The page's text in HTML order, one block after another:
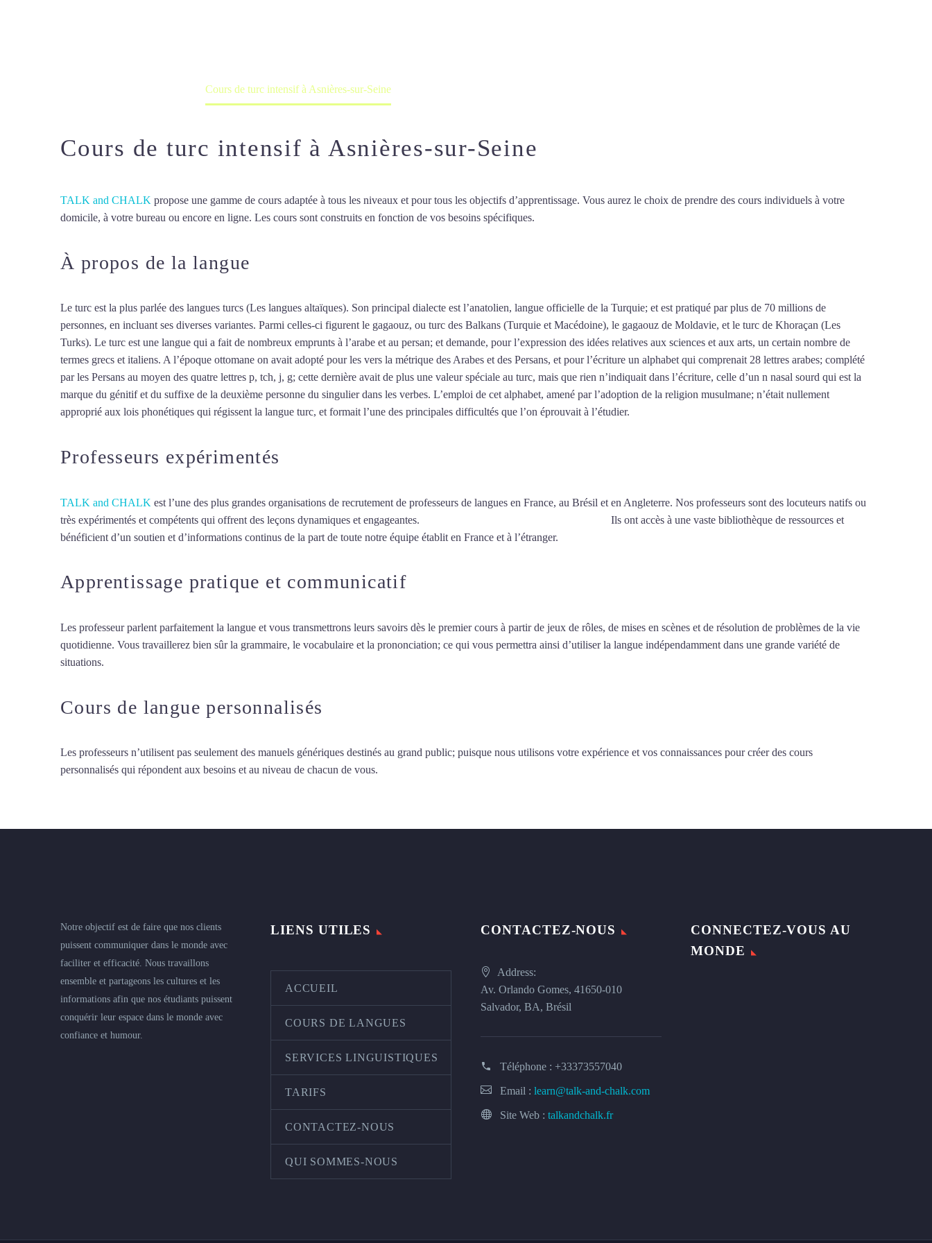
Cours de turc intensif à Asnières-sur-Seine
Cours de turc intensif à Asnières-sur-Seine
TALK and CHALK propose une gamme de cours adaptée à tous les niveaux et pour tous les objectifs d’apprentissage. Vous aurez le choix de prendre des cours individuels à votre
domicile, à votre bureau ou encore en ligne. Les cours sont construits en fonction de vos besoins spécifiques.
À propos de la langue
Le turc est la plus parlée des langues turcs (Les langues altaïques). Son principal dialecte est l’anatolien, langue officielle de la Turquie; et est pratiqué par plus de 70 millions de
personnes, en incluant ses diverses variantes. Parmi celles-ci figurent le gagaouz, ou turc des Balkans (Turquie et Macédoine), le gagaouz de Moldavie, et le turc de Khoraçan (Les
Turks). Le turc est une langue qui a fait de nombreux emprunts à l’arabe et au persan; et demande, pour l’expression des idées relatives aux sciences et aux arts, un certain nombre de
termes grecs et italiens. A l’époque ottomane on avait adopté pour les vers la métrique des Arabes et des Persans, et pour l’écriture un alphabet qui comprenait 28 lettres arabes; complété
par les Persans au moyen des quatre lettres p, tch, j, g; cette dernière avait de plus une valeur spéciale au turc, mais que rien n’indiquait dans l’écriture, celle d’un n nasal sourd qui est la
marque du génitif et du suffixe de la deuxième personne du singulier dans les verbes. L’emploi de cet alphabet, amené par l’adoption de la religion musulmane; n’était nullement
approprié aux lois phonétiques qui régissent la langue turc, et formait l’une des principales difficultés que l’on éprouvait à l’étudier.
Professeurs expérimentés
TALK and CHALK est l’une des plus grandes organisations de recrutement de professeurs de langues en France, au Brésil et en Angleterre. Nos professeurs sont des locuteurs natifs ou
très expérimentés et compétents qui offrent des leçons dynamiques et engageantes.
Ils ont accès à une vaste bibliothèque de ressources et
bénéficient d’un soutien et d’informations continus de la part de toute notre équipe établit en France et à l’étranger.
Apprentissage pratique et communicatif
Les professeur parlent parfaitement la langue et vous transmettrons leurs savoirs dès le premier cours à partir de jeux de rôles, de mises en scènes et de résolution de problèmes de la vie
quotidienne. Vous travaillerez bien sûr la grammaire, le vocabulaire et la prononciation; ce qui vous permettra ainsi d’utiliser la langue indépendamment dans une grande variété de
situations.
Cours de langue personnalisés
Les professeurs n’utilisent pas seulement des manuels génériques destinés au grand public; puisque nous utilisons votre expérience et vos connaissances pour créer des cours
personnalisés qui répondent aux besoins et au niveau de chacun de vous.
Notre objectif est de faire que nos clients
puissent communiquer dans le monde avec
faciliter et efficacité. Nous travaillons
ensemble et partageons les cultures et les
informations afin que nos étudiants puissent
conquérir leur espace dans le monde avec
confiance et humour.
LIENS UTILES
ACCUEIL
COURS DE LANGUES
SERVICES LINGUISTIQUES
TARIFS
CONTACTEZ-NOUS
QUI SOMMES-NOUS
CONTACTEZ-NOUS
Address:
Av. Orlando Gomes, 41650-010
Salvador, BA, Brésil
Téléphone : +33373557040
Email : learn@talk-and-chalk.com
Site Web : talkandchalk.fr
CONNECTEZ-VOUS AU
MONDE